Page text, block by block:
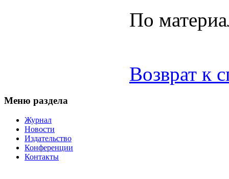
По
Возврат к
Меню раздела
Журнал
Новости
Издательство
Конференции
Контакты